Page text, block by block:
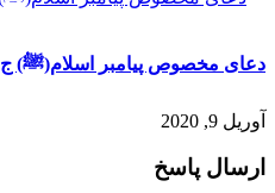
دعای مخصوص پیامبر اسلام‌(ﷺ) ج
آوریل 9, 2020
ارسال پاسخ